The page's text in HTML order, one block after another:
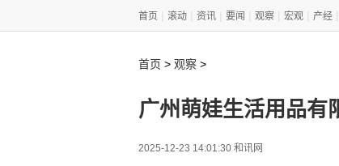
首页 滚动 资讯 要闻 观察 宏观 产经
首页 > 观察 >
广州萌娃生活用品有
2025-12-23 14:01:30 和讯网